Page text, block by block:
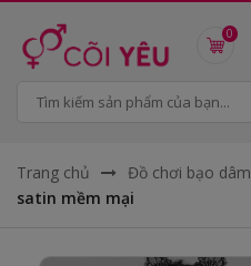
0
Trang chủ Đồ chơi bạo dâm
satin mềm mại